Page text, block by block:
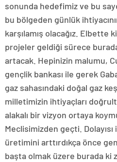
sonunda hedefimiz ve bu
bu bölgeden günlük
karşılamış olacağız. Elbette
projeler geldiği sürece
artacak. Hepinizin malumu,
gençlik bankası ile gerek
gaz sahasındaki doğal gaz
milletimizin ihtiyaçları
alakalı bir vizyon ortaya
Meclisimizden geçti.
üretimini arttırdıkça önce
başta olmak üzere burada ki